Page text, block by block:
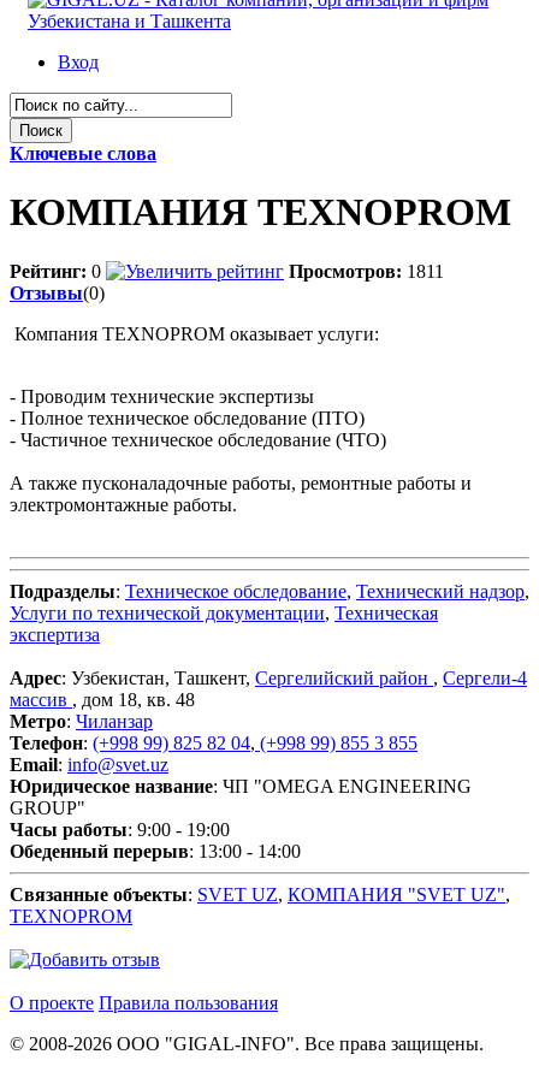
Вход
Ключевые слова
КОМПАНИЯ TEXNOPROM
Рейтинг: 0 Просмотров: 1811
Отзывы(0)
Компания TEXNOPROM оказывает услуги:
- Проводим технические экспертизы
- Полное техническое обследование (ПТО)
- Частичное техническое обследование (ЧТО)
А также пусконаладочные работы, ремонтные работы и
электромонтажные работы.
Подразделы: Техническое обследование, Технический надзор,
Услуги по технической документации, Техническая
экспертиза
Адрес: Узбекистан, Ташкент, Сергелийский район , Сергели-4
массив , дом 18, кв. 48
Метро: Чиланзар
Телефон: (+998 99) 825 82 04, (+998 99) 855 3 855
Email: info@svet.uz
Юридическое название: ЧП "OMEGA ENGINEERING
GROUP"
Часы работы: 9:00 - 19:00
Обеденный перерыв: 13:00 - 14:00
Связанные объекты: SVET UZ, КОМПАНИЯ "SVET UZ",
TEXNOPROM
О проекте Правила пользования
© 2008-2026 ООО "GIGAL-INFO". Все права защищены.